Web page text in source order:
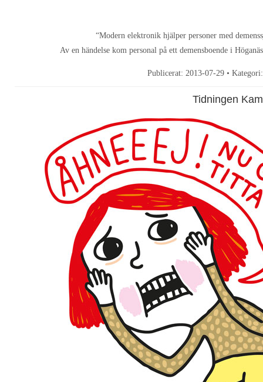
“Modern elektronik hjälper personer med
Av en händelse kom personal på ett demensboende i
Publicerat: 2013-07-29•
Tidningen